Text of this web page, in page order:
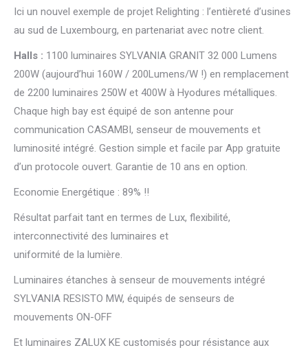
Ici un nouvel exemple de projet Relighting : l’entièreté d’usines
au sud de Luxembourg, en partenariat avec notre client.
Halls : 1100 luminaires SYLVANIA GRANIT 32 000 Lumens
200W (aujourd’hui 160W / 200Lumens/W !) en remplacement
de 2200 luminaires 250W et 400W à Hyodures métalliques.
Chaque high bay est équipé de son antenne pour
communication CASAMBI, senseur de mouvements et
luminosité intégré. Gestion simple et facile par App gratuite
d’un protocole ouvert. Garantie de 10 ans en option.
Economie Energétique : 89% !!
Résultat parfait tant en termes de Lux, flexibilité,
interconnectivité des luminaires et
uniformité de la lumière.
Luminaires étanches à senseur de mouvements intégré
SYLVANIA RESISTO MW, équipés de senseurs de
mouvements ON-OFF
Et luminaires ZALUX KE customisés pour résistance aux